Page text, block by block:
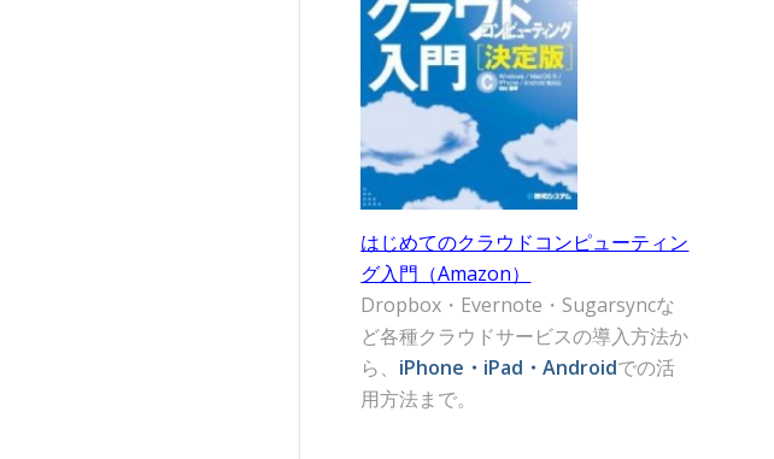
はじめてのクラウドコンピューティン
グ入門（Amazon）
Dropbox・Evernote・Sugarsyncな
ど各種クラウドサービスの導入方法か
ら、 iPhone・iPad・Androidでの活
用方法まで。